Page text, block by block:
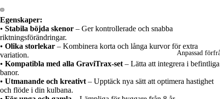
Anpassad
Öppna
bilden
i
helskärm
Öppna
bilden
i
helskärm
Egenskaper:
• Stabila böjda skenor – Ger kontrollerade och snabba
riktningsförändringar.
• Olika storlekar – Kombinera korta och långa kurvor för extra
variation.
• Kompatibla med alla GraviTrax-set – Lätta att integrera i befintliga
banor.
• Utmanande och kreativt – Upptäck nya sätt att optimera hastighet
och flöde i din kulbana.